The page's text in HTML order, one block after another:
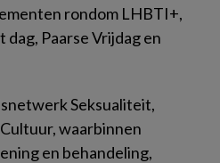
rondom LHBTI+,
dag, Paarse Vrijdag en
Seksualiteit,
waarbinnen
en behandeling,